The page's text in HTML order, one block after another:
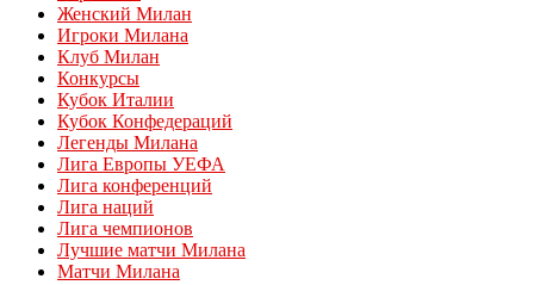
Женский Милан
Игроки Милана
Клуб Милан
Конкурсы
Кубок Италии
Кубок Конфедераций
Легенды Милана
Лига Европы УЕФА
Лига конференций
Лига наций
Лига чемпионов
Лучшие матчи Милана
Матчи Милана